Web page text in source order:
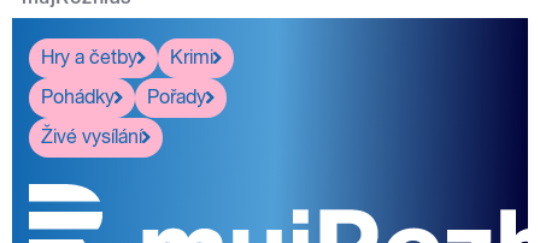
Hry a četby
Krimi
Pohádky
Pořady
Živé vysílání